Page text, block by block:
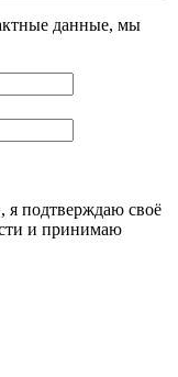
данные, мы
я подтверждаю своё
и принимаю